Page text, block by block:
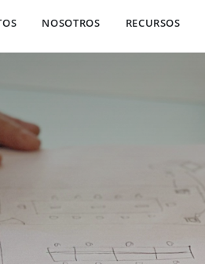
NOSOTROS RECURSOS